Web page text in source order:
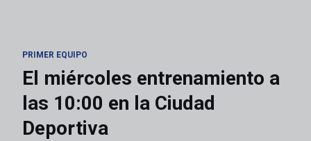
PRIMER EQUIPO
El miércoles entrenamiento a
las 10:00 en la Ciudad
Deportiva